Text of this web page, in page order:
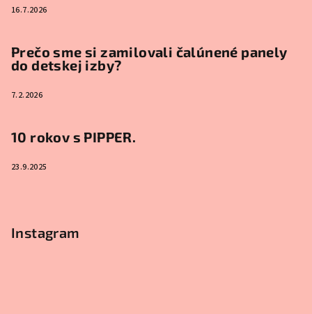
16.7.2026
Prečo sme si zamilovali čalúnené panely
do detskej izby?
7.2.2026
10 rokov s PIPPER.
23.9.2025
Instagram